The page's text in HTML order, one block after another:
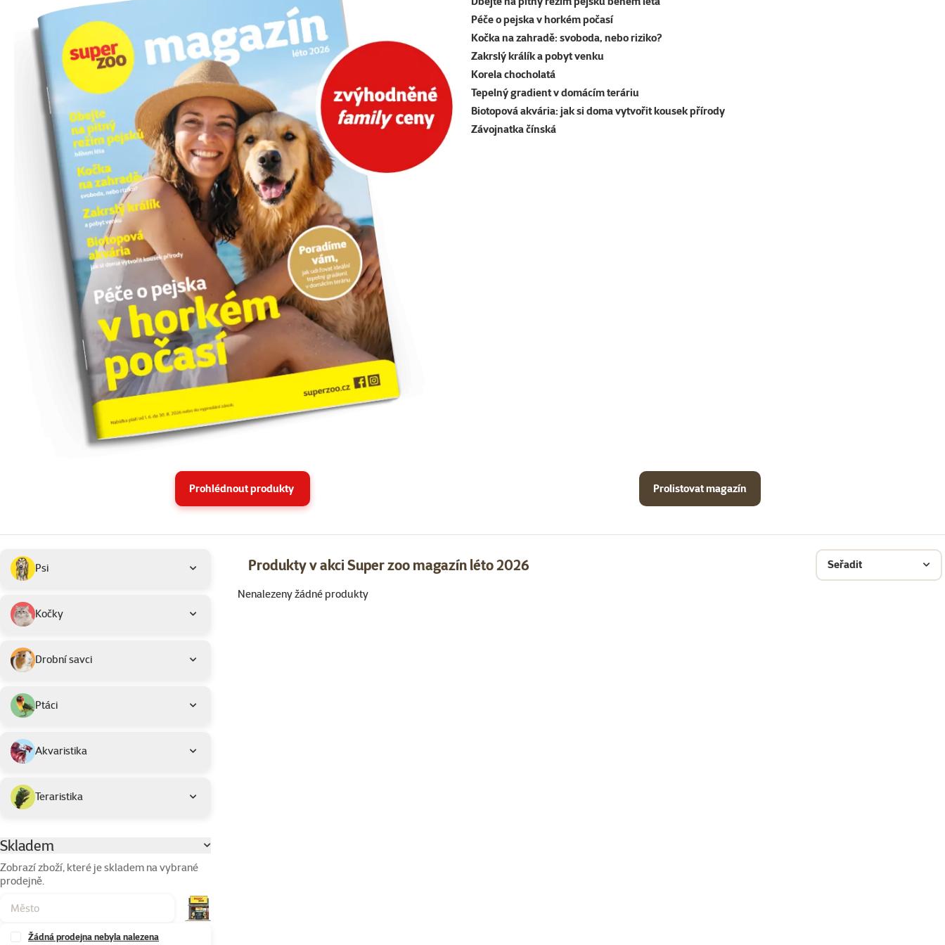
Péče o pejska v horkém počasí
Kočka na zahradě: svoboda, nebo riziko?
Zakrslý králík a pobyt venku
Korela chocholatá
Tepelný gradient v domácím teráriu
Biotopová akvária: jak si doma vytvořit kousek přírody
Závojnatka čínská
Prohlédnout produkty Prolistovat magazín
Podkategorie
Psi
Kočky
Drobní savci
Ptáci
Akvaristika
Teraristika
Parametrický filtr
Skladem
Zobrazí zboží, které je skladem na vybrané
prodejně.
Žádná prodejna nebyla nalezena
Vybrané filtry
Produkty v akci Super zoo magazín léto 2026 Seřadit
Produkty v akci Super zoo magazín léto 2026
Nenalezeny žádné produkty